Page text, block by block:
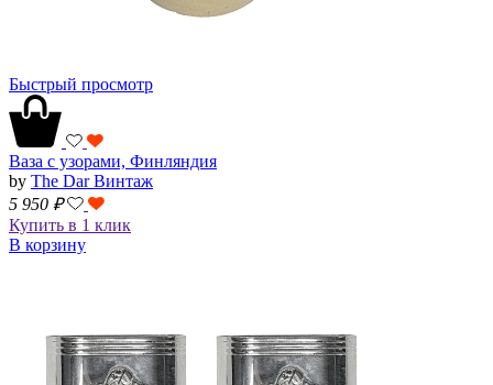
Быстрый просмотр
Ваза с узорами, Финляндия
by The Dar Винтаж
5 950 ₽
Купить в 1 клик
В корзину